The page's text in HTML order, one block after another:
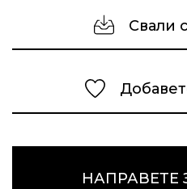
Свали
НАПРАВЕТЕ